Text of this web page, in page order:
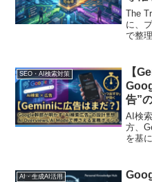
ィッ
The
に、
で整
き、
イン
SEO・AI検索対策
【
告”
AI検
方、
を基
AI・生成AI活用